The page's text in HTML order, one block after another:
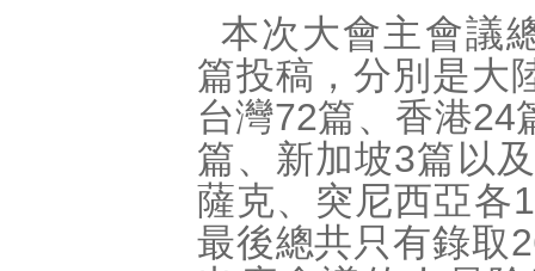
本次大會主會議
篇投稿，分別是大
台灣72篇、香港24
篇、新加坡3篇以
薩克、突尼西亞各
最後總共只有錄取